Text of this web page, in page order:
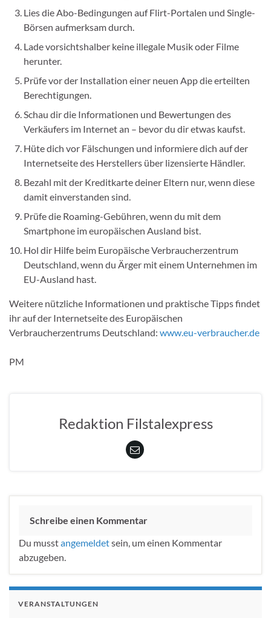
Lies die Abo-Bedingungen auf Flirt-Portalen und Single-
Börsen aufmerksam durch.
Lade vorsichtshalber keine illegale Musik oder Filme
herunter.
Prüfe vor der Installation einer neuen App die erteilten
Berechtigungen.
Schau dir die Informationen und Bewertungen des
Verkäufers im Internet an – bevor du dir etwas kaufst.
Hüte dich vor Fälschungen und informiere dich auf der
Internetseite des Herstellers über lizensierte Händler.
Bezahl mit der Kreditkarte deiner Eltern nur, wenn diese
damit einverstanden sind.
Prüfe die Roaming-Gebühren, wenn du mit dem
Smartphone im europäischen Ausland bist.
Hol dir Hilfe beim Europäische Verbraucherzentrum
Deutschland, wenn du Ärger mit einem Unternehmen im
EU-Ausland hast.
Weitere nützliche Informationen und praktische Tipps findet
ihr auf der Internetseite des Europäischen
Verbraucherzentrums Deutschland: www.eu-verbraucher.de
PM
Redaktion Filstalexpress
Schreibe einen Kommentar
Du musstangemeldetsein, um einen Kommentar
abzugeben.
VERANSTALTUNGEN